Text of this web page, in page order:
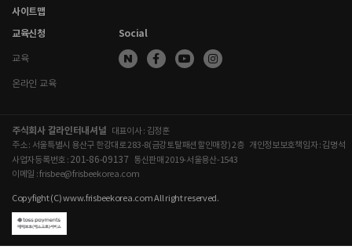
사이트맵
교육신청
교육
온라인 교육
Social
주식회사 갈라인터내셔널 대표이사 : 김정훈
주소 : 서울특별시 용산구 한강대로 283-8(금강토탈패션할인매장) 2층 개인정보보호책임자 : 김명석
사업자등록번호 : 201-86-09137 통신판매 2019-서울용산-1543
이메일 : frisbee@frisbeekorea.com
Copyfight (C) www.frisbeekorea.com All right reserved.